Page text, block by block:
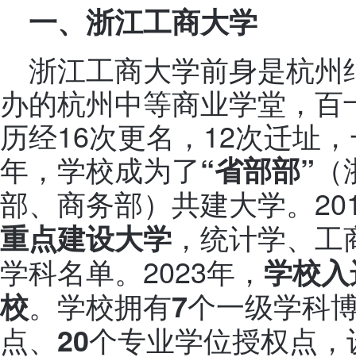
一、浙江工商大学
浙江工商大学前身是杭
办的杭州中等商业学堂，
历经16次更名，12次迁址
年，学校成为了“省部部”
部、商务部）共建大学。
重点建设大学 ，统计学、
学科名单。2023年， 学校
校。学校拥有7个一级学科
点、 20个专业学位授权点